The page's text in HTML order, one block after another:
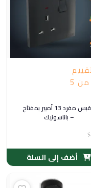
من 5
مقبس مفرد 13 أمبير بمفتاح
– باناسونيك
$
أضف إلى السلة